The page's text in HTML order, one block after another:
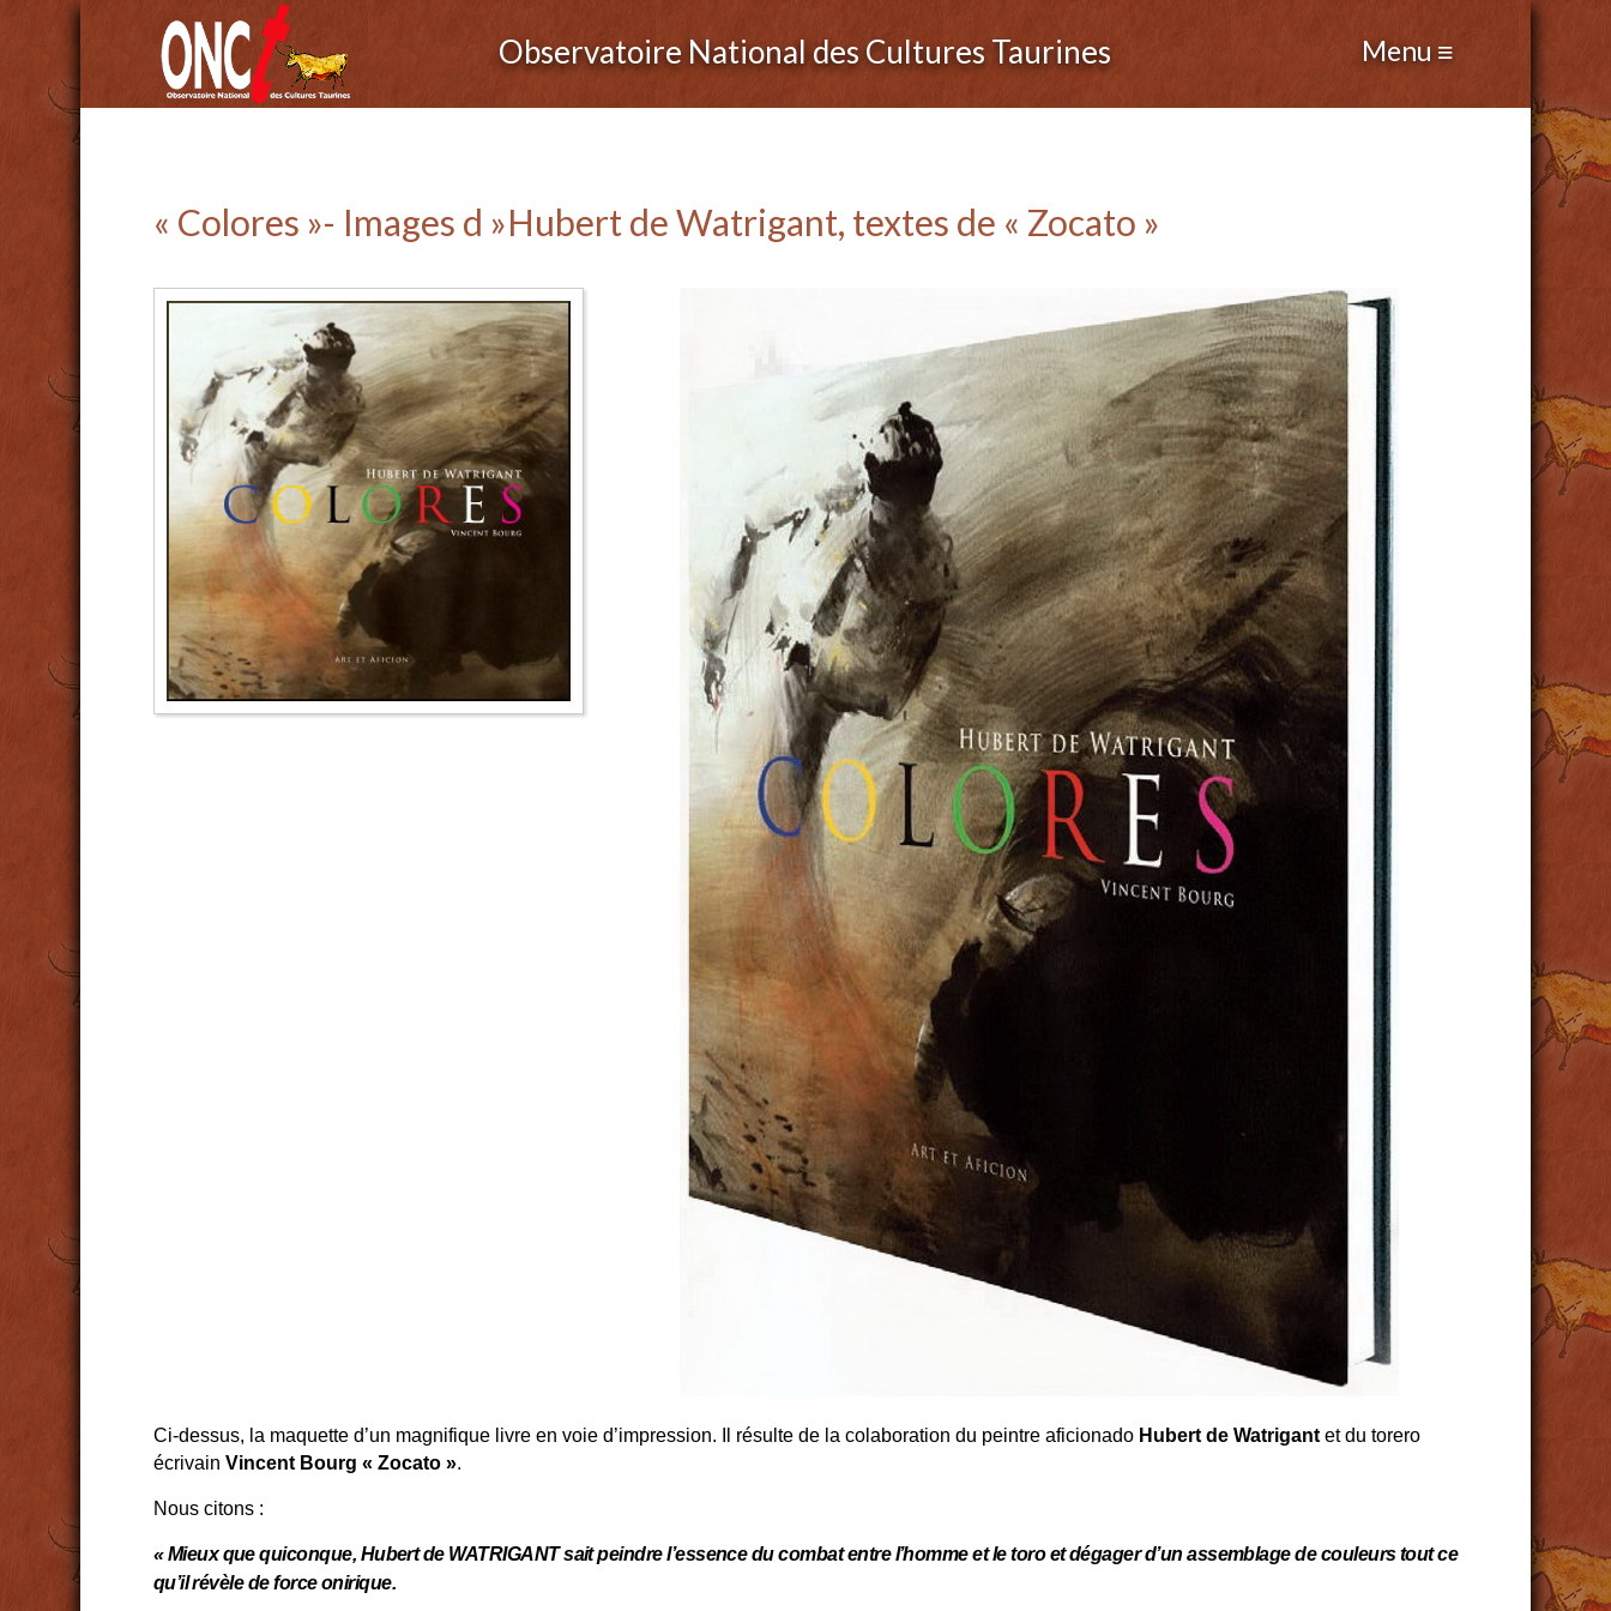
Observatoire National des Cultures Taurines
« Colores »- Images d »Hubert de Watrigant, textes de « Zocato »
Ci-dessus, la maquette d’un magnifique livre en voie d’impression. Il résulte dela colaboration du peintre aficionado Hubert de Watrigantet du torero
écrivain Vincent Bourg « Zocato ».
Nous citons :
« Mieux que quiconque, Hubert de WATRIGANT sait peindre l’essence du combat entre l’homme et le toro et dégager d’un assemblage de couleurs tout ce
qu’il révèle de force onirique.